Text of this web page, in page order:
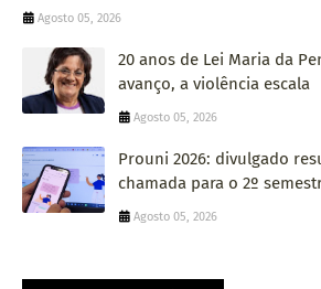
Agosto 05, 2026
20 anos de Lei Maria da
avanço, a violência escala
Agosto 05, 2026
Prouni 2026: divulgado
chamada para o 2º
Agosto 05, 2026